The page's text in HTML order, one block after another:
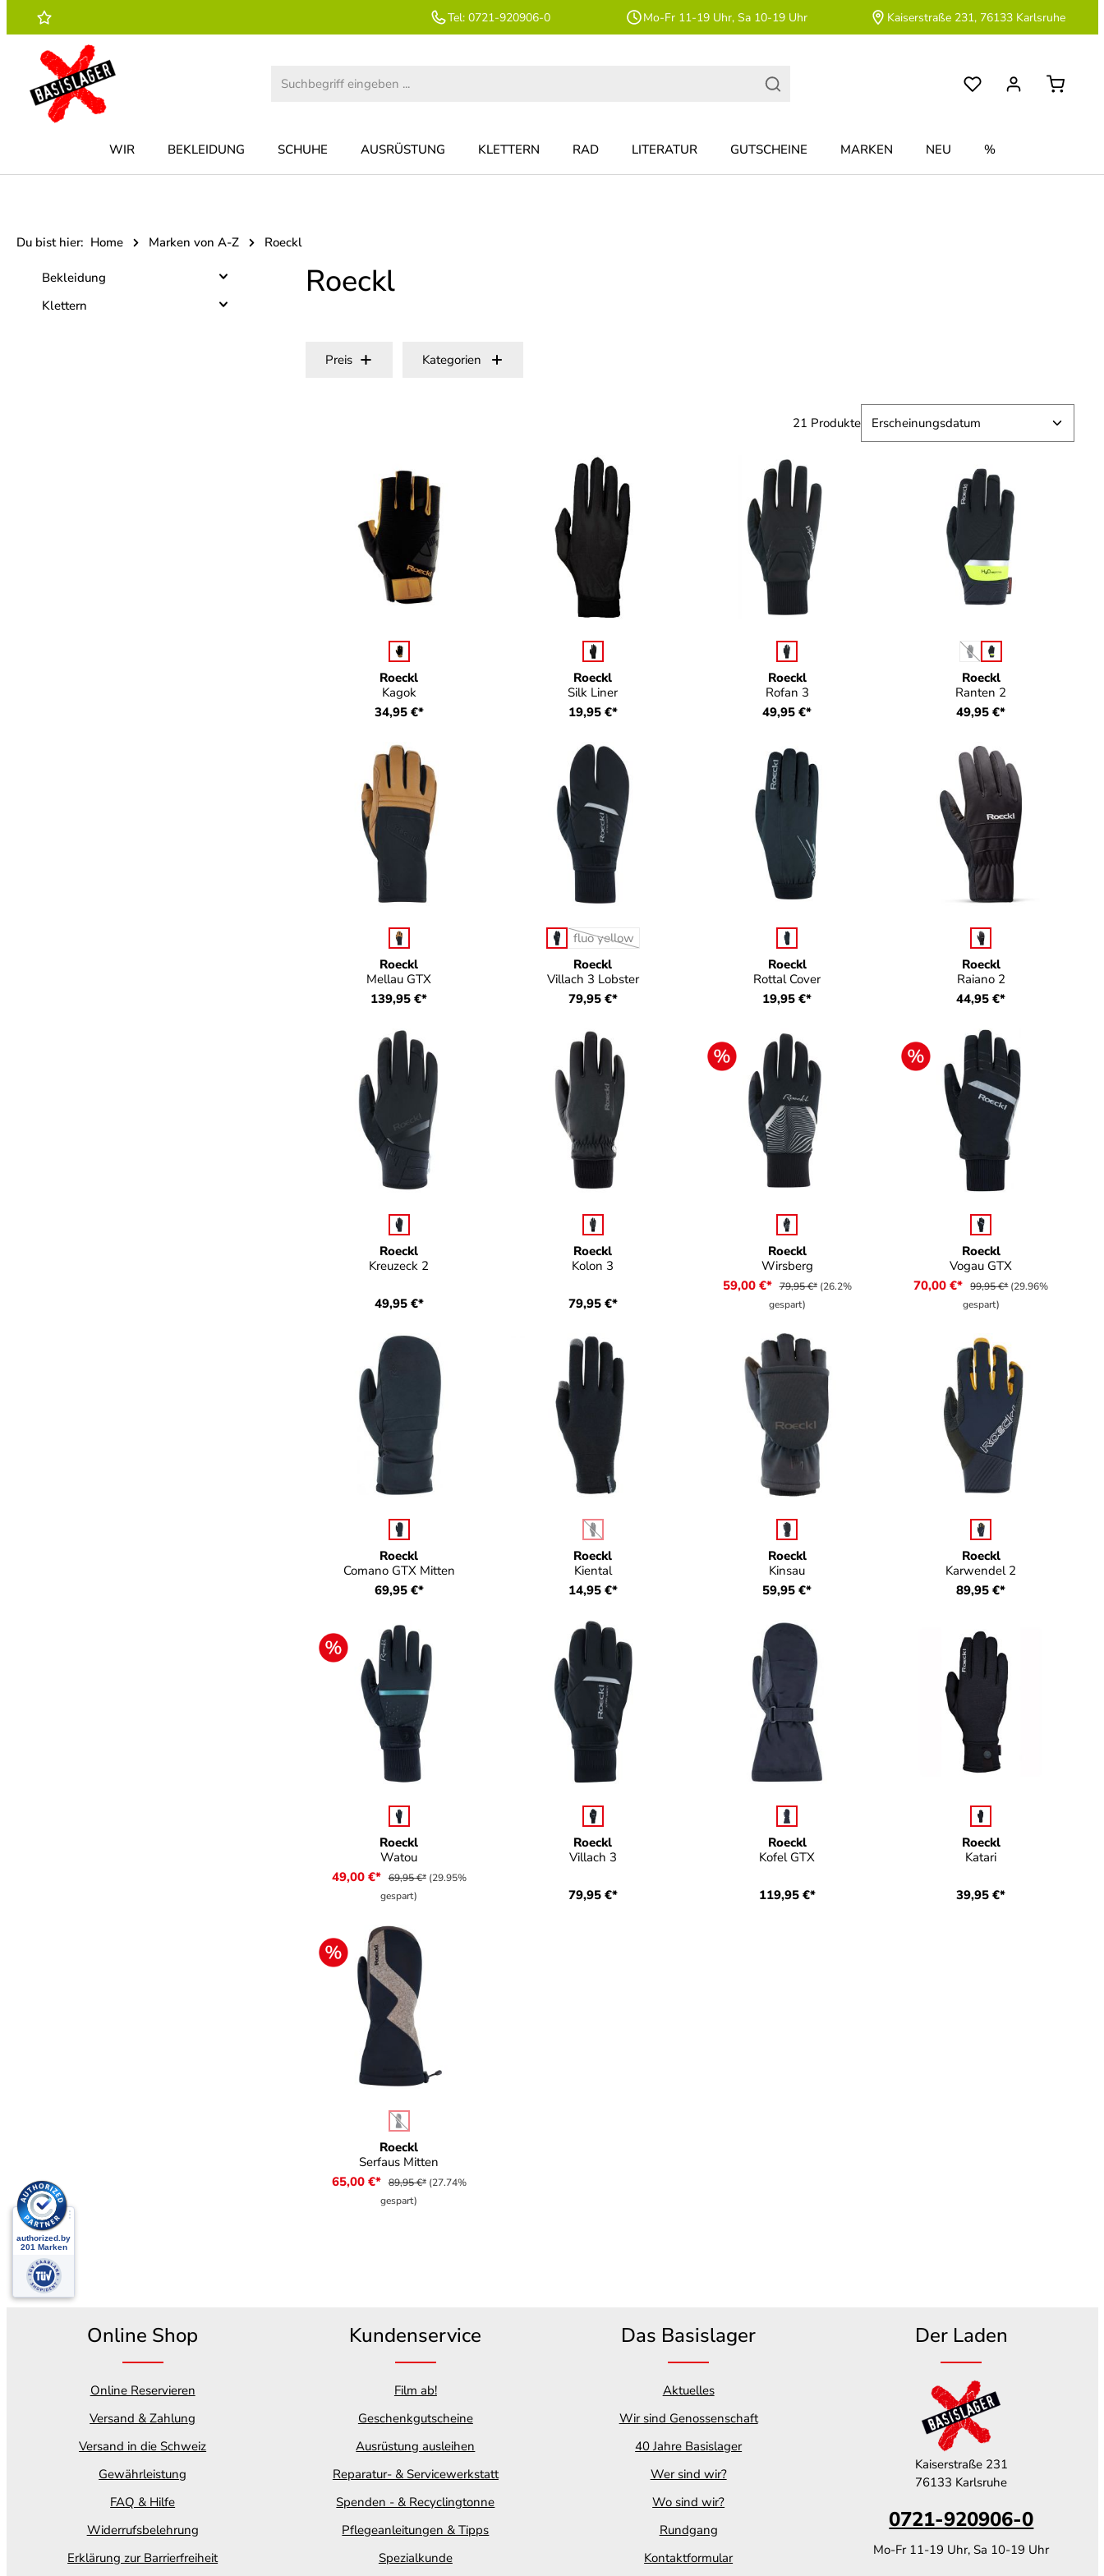
Hauptinhalt springen
Zur Suche springen
Zur Hauptnavigation springen Tel: 0721-920906-0 Mo-Fr 11-19 Uhr, Sa 10-19 Uhr Kaiserstraße 231, 76133 Karlsruhe
WIR BEKLEIDUNG SCHUHE AUSRÜSTUNG KLETTERN RAD LITERATUR GUTSCHEINE MARKEN NEU %
Du bist hier: Home Marken von A-Z Roeckl
Bekleidung
Klettern
Roeckl
Preis Kategorien
21 Produkte
Roeckl
Kagok
Farbe
34,95 €*
Roeckl
Silk Liner
Farbe
19,95 €*
Roeckl
Rofan 3
Farbe
49,95 €*
Roeckl
Ranten 2
Farbe
(Diese Option ist zurzeit
49,95 €*
Roeckl
Mellau GTX
Farbe
139,95 €*
Roeckl
Villach 3 Lobster
Farbeauswählen
fluo yellow
(Diese Option ist zurzeit nicht verfügbar.)
79,95 €*
Roeckl
Rottal Cover
Farbe
19,95 €*
Roeckl
Raiano 2
Farbe
44,95 €*
Roeckl
Kreuzeck 2
Farbe
49,95 €*
Roeckl
Kolon 3
Farbe
79,95 €*
Roeckl
Wirsberg
auswählen
59,00 €* 79,95 €* (26.2%
gespart)
Roeckl
Vogau GTX
auswählen
70,00 €* 99,95 €* (29.96%
gespart)
Roeckl
Comano GTX Mitten
Farbeauswählen
69,95 €*
Roeckl
Kiental
Farbe(Diese Option ist zurzeit nicht verfügbar.)
14,95 €*
Roeckl
Kinsau
Farbe
59,95 €*
Roeckl
Karwendel 2
Farbe
89,95 €*
Roeckl
Watou
auswählen
49,00 €* 69,95 €* (29.95%
gespart)
Roeckl
Villach 3
Farbe
79,95 €*
Roeckl
Kofel GTX
Farbe
119,95 €*
Roeckl
Katari
Farbe
39,95 €*
Roeckl
Serfaus Mitten
auswählen
(Diese Option ist zurzeit nicht verfügbar.)
65,00 €* 89,95 €* (27.74%
gespart)
Online Shop
Online Reservieren
Versand & Zahlung
Versand in die Schweiz
Gewährleistung
FAQ & Hilfe
Widerrufsbelehrung
Erklärung zur Barrierfreiheit
Kundenservice
Film ab!
Geschenkgutscheine
Ausrüstung ausleihen
Reparatur- & Servicewerkstatt
Spenden - & Recyclingtonne
Pflegeanleitungen & Tipps
Spezialkunde
Das Basislager
Aktuelles
Wir sind Genossenschaft
40 Jahre Basislager
Wer sind wir?
Wo sind wir?
Rundgang
Kontaktformular
Der Laden
Kaiserstraße 231
76133 Karlsruhe
0721-920906-0
Mo-Fr 11-19 Uhr, Sa 10-19 Uhr